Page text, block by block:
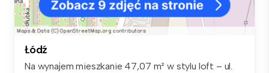
Łódź
Na wynajem mieszkanie 47,07 m² w stylu loft – ul.